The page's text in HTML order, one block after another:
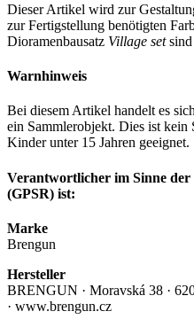
Dieser Artikel wird zur
zur Fertigstellung benötigten
Dioramenbausatz Village setsind
Warnhinweis
Bei diesem Artikel handelt es
ein Sammlerobjekt. Dies ist kein
Kinder unter 15 Jahren geeignet.
Verantwortlicher im Sinne
(GPSR) ist:
Marke
Brengun
Hersteller
BRENGUN · Moravská 38 ·
· www.brengun.cz